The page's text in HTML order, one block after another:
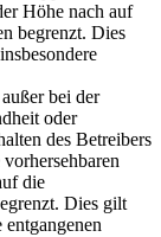
Höhe nach auf
begrenzt. Dies
bei der
oder
des Betreibers
die
Dies gilt